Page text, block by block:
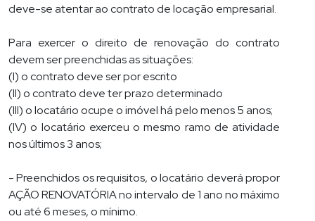
deve-se atentar ao contrato de locação empresarial.
Para exercer o direito de renovação do contrato
devem ser preenchidas as situações:
(I) o contrato deve ser por escrito
(II) o contrato deve ter prazo determinado
(III) o locatário ocupe o imóvel há pelo menos 5 anos;
(IV) o locatário exerceu o mesmo ramo de atividade
nos últimos 3 anos;
- Preenchidos os requisitos, o locatário deverá propor
AÇÃO RENOVATÓRIA no intervalo de 1 ano no máximo
ou até 6 meses, o mínimo.